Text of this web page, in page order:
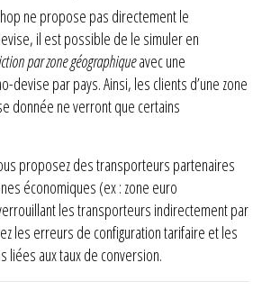
ne propose pas directement le
il est possible de le simuler en
par zone géographiqueavec une
devise par pays. Ainsi, les clients d’une zone
donnée ne verront que certains
proposez des transporteurs partenaires
économiques (ex : zone euro
les transporteurs indirectement par
les erreurs de configuration tarifaire et les
liées aux taux de conversion.